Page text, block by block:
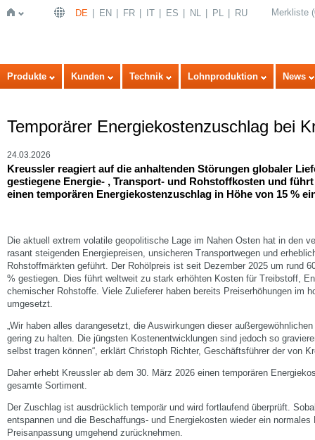
Startseite
DE EN FR IT ES NL PL RU Merkliste (
Produkte Kunden Technik Lohnproduktion News
Temporärer Energiekostenzuschlag bei
24.03.2026
Kreussler reagiert auf die anhaltenden Störungen globaler
gestiegene Energie- , Transport- und Rohstoffkosten und führt
einen temporären Energiekostenzuschlag in Höhe von 15 %
Die aktuell extrem volatile geopolitische Lage im Nahen Osten hat in den
rasant steigenden Energiepreisen, unsicheren Transportwegen und
Rohstoffmärkten geführt. Der Rohölpreis ist seit Dezember 2025 um rund
% gestiegen. Dies führt weltweit zu stark erhöhten Kosten für Treibstoff,
chemischer Rohstoffe. Viele Zulieferer haben bereits Preiserhöhungen im
umgesetzt.
„Wir haben alles darangesetzt, die Auswirkungen dieser
gering zu halten. Die jüngsten Kostenentwicklungen sind jedoch so
selbst tragen können“, erklärt Christoph Richter, Geschäftsführer der von
Daher erhebt Kreussler ab dem 30. März 2026 einen temporären
gesamte Sortiment.
Der Zuschlag ist ausdrücklich temporär und wird fortlaufend überprüft.
entspannen und die Beschaffungs- und Energiekosten wieder ein
Preisanpassung umgehend zurücknehmen.